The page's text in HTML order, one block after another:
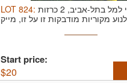
LOT 824: קוני למל בתל-אביב, 2 כרזות
Start price:
$20